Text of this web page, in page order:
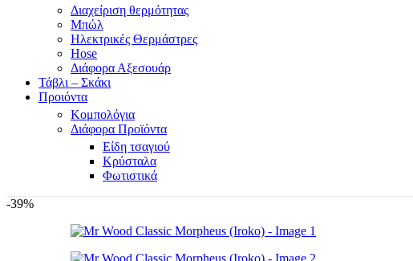
Διαχείριση θερμότητας
Μπώλ
Ηλεκτρικές Θερμάστρες
Hose
Διάφορα Αξεσουάρ
Τάβλι – Σκάκι
Προιόντα
Κομπολόγια
Διάφορα Προϊόντα
Είδη τσαγιού
Κρύσταλα
Φωτιστικά
-39%